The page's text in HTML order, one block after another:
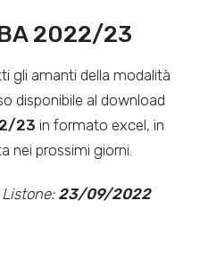
2022/23
gli amanti della modalità
disponibile al download
23 in formato excel, in
nei prossimi giorni.
23/09/2022